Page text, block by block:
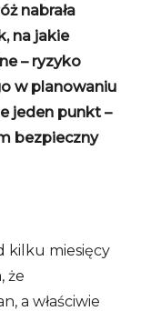
nabrała
na jakie
– ryzyko
w planowaniu
jeden punkt –
bezpieczny
kilku miesięcy
że
a właściwie